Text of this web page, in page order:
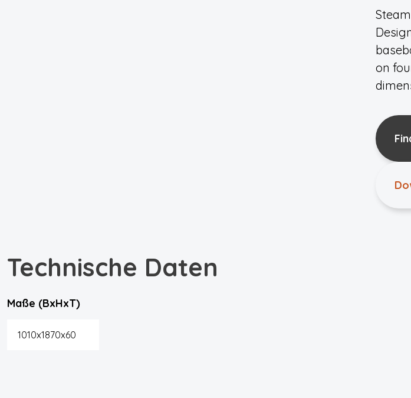
on
Technische Daten
Maße (BxHxT)
1010x1870x60